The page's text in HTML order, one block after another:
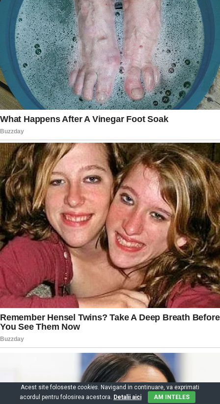
Acest site foloseste cookies. Navigand in continuare, va exprimati
acordul pentru folosirea acestora. Detalii aici AM INTELES